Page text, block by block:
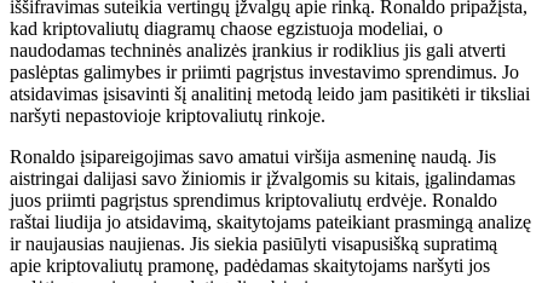
iššifravimas suteikia vertingų įžvalgų apie rinką. Ronaldo pripažįsta,
kad kriptovaliutų diagramų chaose egzistuoja modeliai, o
naudodamas techninės analizės įrankius ir rodiklius jis gali atverti
paslėptas galimybes ir priimti pagrįstus investavimo sprendimus. Jo
atsidavimas įsisavinti šį analitinį metodą leido jam pasitikėti ir tiksliai
naršyti nepastovioje kriptovaliutų rinkoje.
Ronaldo įsipareigojimas savo amatui viršija asmeninę naudą. Jis
aistringai dalijasi savo žiniomis ir įžvalgomis su kitais, įgalindamas
juos priimti pagrįstus sprendimus kriptovaliutų erdvėje. Ronaldo
raštai liudija jo atsidavimą, skaitytojams pateikiant prasmingą analizę
ir naujausias naujienas. Jis siekia pasiūlyti visapusišką supratimą
apie kriptovaliutų pramonę, padėdamas skaitytojams naršyti jos